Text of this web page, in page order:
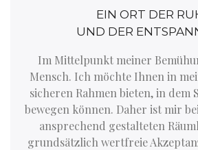
EIN ORT DER
UND DER
Im Mittelpunkt meiner
Mensch. Ich möchte Ihnen in
sicheren Rahmen bieten, in dem
bewegen können. Daher ist mir
ansprechend gestalteten
grundsätzlich wertfreie